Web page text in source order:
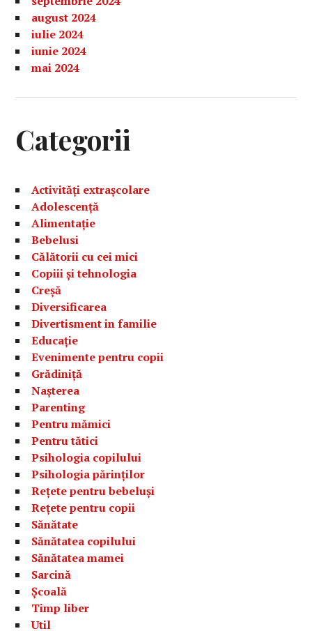
august 2024
iulie 2024
iunie 2024
mai 2024
Categorii
Activități extrașcolare
Adolescență
Alimentație
Bebelusi
Călătorii cu cei mici
Copiii și tehnologia
Creșă
Diversificarea
Divertisment in familie
Educație
Evenimente pentru copii
Grădiniță
Nașterea
Parenting
Pentru mămici
Pentru tătici
Psihologia copilului
Psihologia părinților
Rețete pentru bebeluși
Rețete pentru copii
Sănătate
Sănătatea copilului
Sănătatea mamei
Sarcină
Școală
Timp liber
Util